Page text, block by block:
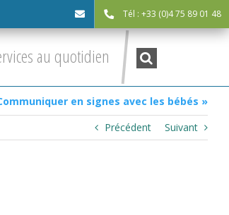
Tél : +33 (0)4 75 89 01 48
au quotidien Recherche
:
en signes avec les bébés »
Précédent
Suivant